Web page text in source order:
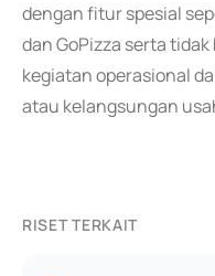
dengan fitur spesial
dan GoPizza serta
kegiatan operasional
atau kelangsungan
RISET TERKAIT